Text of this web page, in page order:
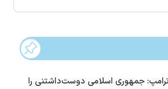
جمهوری اسلامی دوست‌داشتنی را